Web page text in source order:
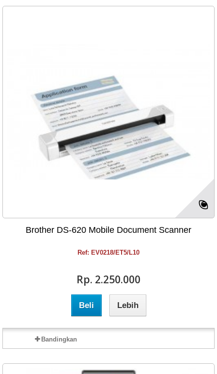
Brother DS-620 Mobile Document Scanner
Ref: EV0218/ET5/L10
Rp‎. 2.250.000
Beli Lebih
Bandingkan